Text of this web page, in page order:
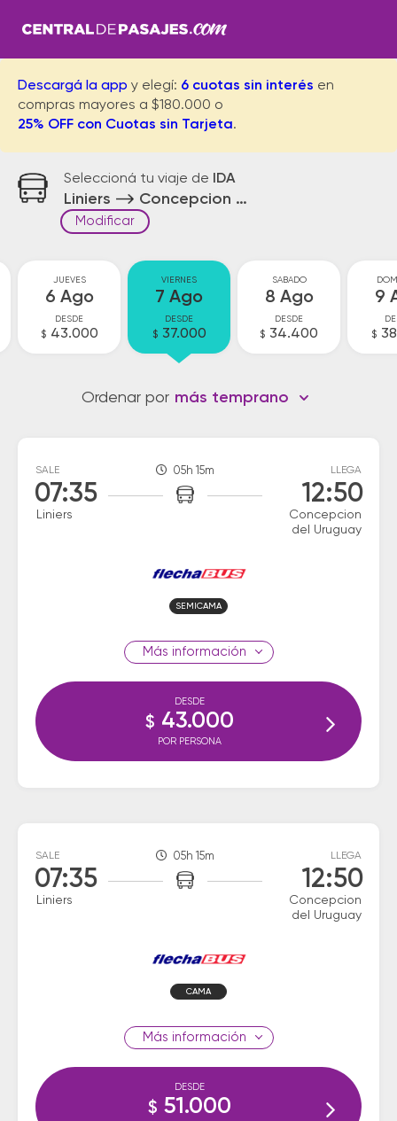
Descargá la app y elegí: 6 cuotas sin interés en
compras mayores a $180.000 o
25% OFF con Cuotas sin Tarjeta.
Seleccioná tu viaje de IDA
Liniers Concepcion del Uruguay
Modificar
JUEVES
6 Ago
DESDE
$ 43.000
VIERNES
7 Ago
DESDE
$ 37.000
SABADO
8 Ago
DESDE
$ 34.400
9
$
Ordenar por más temprano
SALE
07:35
Liniers
05h 15m LLEGA
12:50
Concepcion
del Uruguay
SEMICAMA
información
DESDE
$ 43.000
POR PERSONA
SALE
07:35
Liniers
05h 15m LLEGA
12:50
Concepcion
del Uruguay
CAMA
información
DESDE
$ 51.000